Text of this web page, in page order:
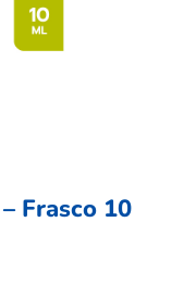
Frasco 10